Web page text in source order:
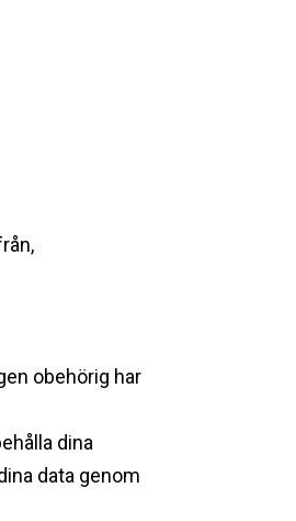
obehörig har
dina
data genom